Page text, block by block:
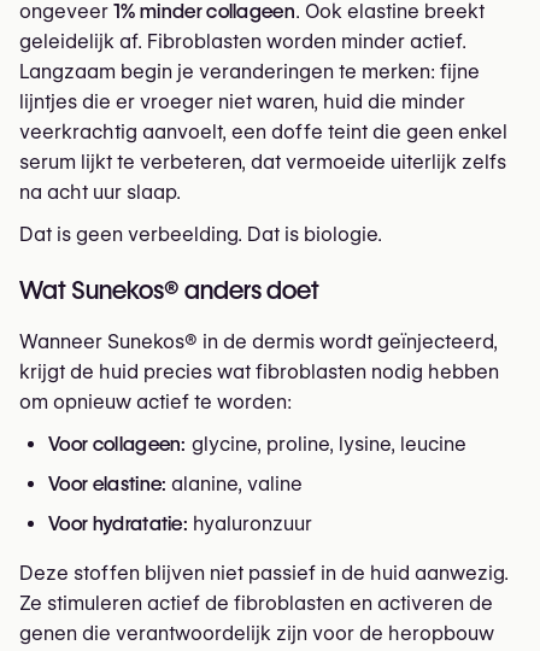
ongeveer 1% minder collageen. Ook elastine breekt
geleidelijk af. Fibroblasten worden minder actief.
Langzaam begin je veranderingen te merken: fijne
lijntjes die er vroeger niet waren, huid die minder
veerkrachtig aanvoelt, een doffe teint die geen enkel
serum lijkt te verbeteren, dat vermoeide uiterlijk zelfs
na acht uur slaap.
Dat is geen verbeelding. Dat is biologie.
Wat Sunekos® anders doet
Wanneer Sunekos® in de dermis wordt geïnjecteerd,
krijgt de huid precies wat fibroblasten nodig hebben
om opnieuw actief te worden:
Voor collageen: glycine, proline, lysine, leucine
Voor elastine: alanine, valine
Voor hydratatie: hyaluronzuur
Deze stoffen blijven niet passief in de huid aanwezig.
Ze stimuleren actief de fibroblasten en activeren de
genen die verantwoordelijk zijn voor de heropbouw